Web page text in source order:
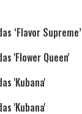
‘Flavor Supreme’
'Flower Queen'
'Kubana'
'Kubana'